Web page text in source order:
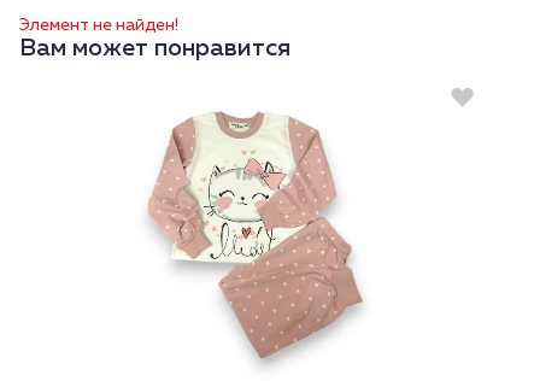
Элемент не найден!
Вам может понравится